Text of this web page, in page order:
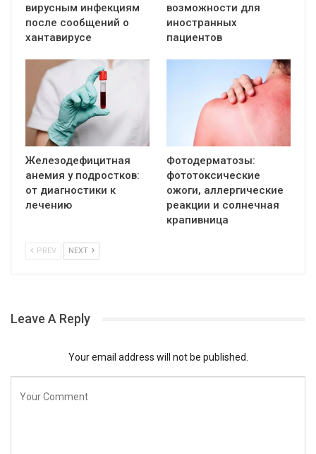
вирусным инфекциям
после сообщений о
хантавирусе
возможности для
иностранных
пациентов
Железодефицитная
анемия у подростков:
от диагностики к
лечению
Фотодерматозы:
фототоксические
ожоги, аллергические
реакции и солнечная
крапивница
PREV NEXT
Leave A Reply
Your email address will not be published.